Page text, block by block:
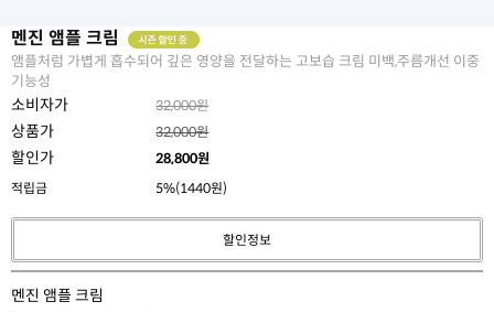
멘진 앰플 크림
앰플처럼 가볍게 흡수되어 깊은 영양을 전달하는 고보습 크림 미백,주름개선 이중
기능성
소비자가 32,000원
상품가 32,000원
할인가 28,800원
적립금
5%(1440원)
할인정보
멘진 앰플 크림